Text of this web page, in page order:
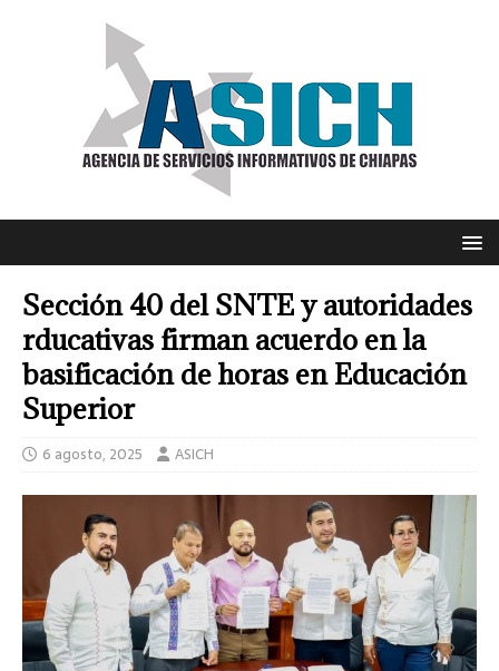
Sección 40 del SNTE y autoridades
rducativas firman acuerdo en la
basificación de horas en Educación
Superior
6 agosto, 2025 ASICH